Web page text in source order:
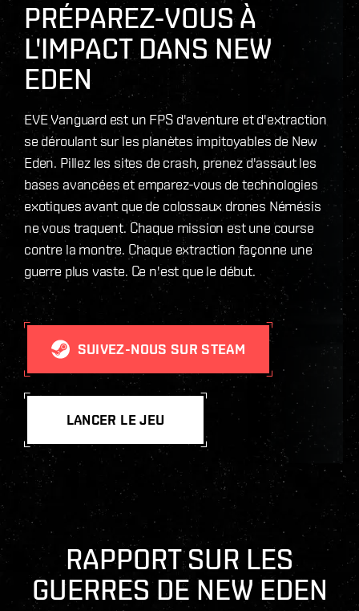
PRÉPAREZ-VOUS À
L'IMPACT DANS NEW
EDEN
EVE Vanguard est un FPS d'aventure et d'extraction
se déroulant sur les planètes impitoyables de New
Eden. Pillez les sites de crash, prenez d'assaut les
bases avancées et emparez-vous de technologies
exotiques avant que de colossaux drones Némésis
ne vous traquent. Chaque mission est une course
contre la montre. Chaque extraction façonne une
guerre plus vaste. Ce n'est que le début.
SUIVEZ-NOUS SUR STEAM
LANCER LE JEU
RAPPORT SUR LES
GUERRES DE NEW EDEN